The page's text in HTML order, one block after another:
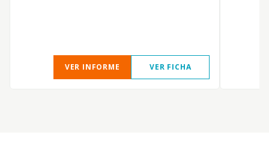
VER INFORME VER FICHA